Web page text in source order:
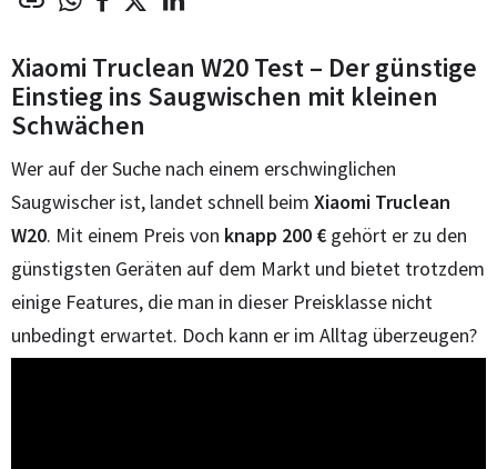
Xiaomi Truclean W20 Test – Der günstige
Einstieg ins Saugwischen mit kleinen
Schwächen
Wer auf der Suche nach einem erschwinglichen
Saugwischer ist, landet schnell beim Xiaomi Truclean
W20. Mit einem Preis von knapp 200 € gehört er zu den
günstigsten Geräten auf dem Markt und bietet trotzdem
einige Features, die man in dieser Preisklasse nicht
unbedingt erwartet. Doch kann er im Alltag überzeugen?